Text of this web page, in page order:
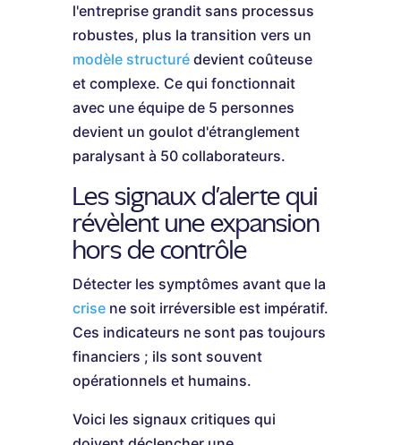
l'entreprise grandit sans processus
robustes, plus la transition vers un
modèle structurédevient coûteuse
et complexe. Ce qui fonctionnait
avec une équipe de 5 personnes
devient un goulot d'étranglement
paralysant à 50 collaborateurs.
Les signaux d'alerte qui
révèlent une expansion
hors de contrôle
Détecter les symptômes avant que la
crisene soit irréversible est impératif.
Ces indicateurs ne sont pas toujours
financiers ; ils sont souvent
opérationnels et humains.
Voici les signaux critiques qui